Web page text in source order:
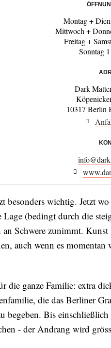
Montag +
Mittwoch +
Freitag +
Sonntag
Dark
10317 Berlin
besonders wichtig. Jetzt
Lage (bedingt durch die
Schwere zunimmt.
auch wenn es
die ganze Familie: extra
die das Berliner
begeben. Bis
- der Andrang wird